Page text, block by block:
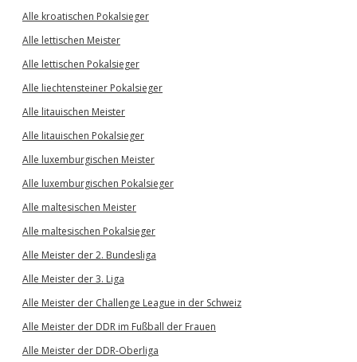
Alle kroatischen Pokalsieger
Alle lettischen Meister
Alle lettischen Pokalsieger
Alle liechtensteiner Pokalsieger
Alle litauischen Meister
Alle litauischen Pokalsieger
Alle luxemburgischen Meister
Alle luxemburgischen Pokalsieger
Alle maltesischen Meister
Alle maltesischen Pokalsieger
Alle Meister der 2. Bundesliga
Alle Meister der 3. Liga
Alle Meister der Challenge League in der Schweiz
Alle Meister der DDR im Fußball der Frauen
Alle Meister der DDR-Oberliga